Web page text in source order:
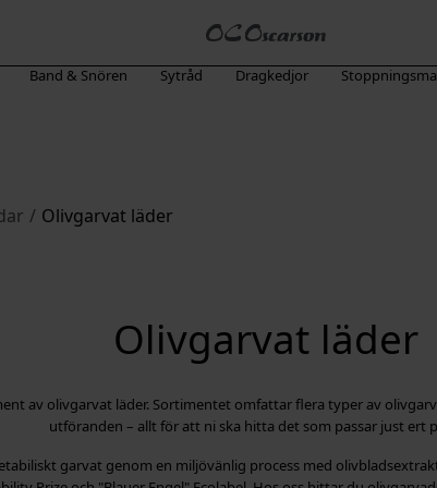
Band & Snören Sytråd Dragkedjor
/ Olivgarvat läder
Olivgarvat läder
av olivgarvat läder. Sortimentet omfattar flera typer av
utföranden – allt för att ni ska hitta det som passar just ert
garvat genom en miljövänlig process med